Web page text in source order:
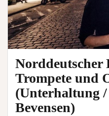
Norddeutscher
Trompete und
(Unterhaltung
Bevensen)